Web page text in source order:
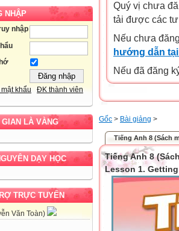
NHẬP
nhập
khẩu ĐK thành viên
LÀ VÀNG
DẠY HỌC
TRỰC TUYẾN
Văn Toàn)
Quý vị chưa
tải được các
Nếu chưa
hướng dẫn
Nếu đã đăng
Gốc > Bài giảng >
Tiếng Anh 8 (Sách
Tiếng Anh 8
Lesson 1.